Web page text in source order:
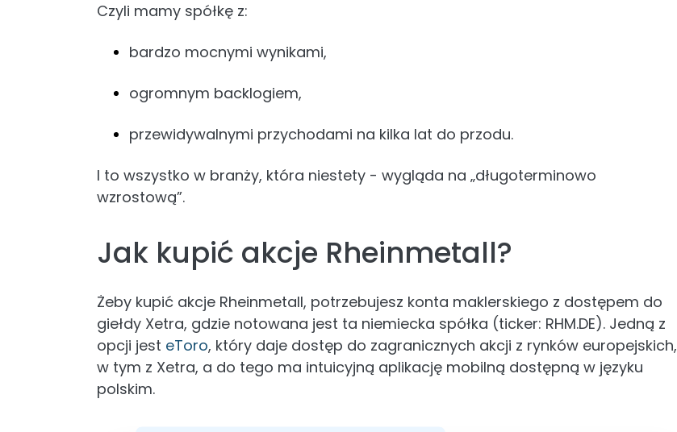
Czyli mamy spółkę z:
bardzo mocnymi wynikami,
ogromnym backlogiem,
przewidywalnymi przychodami na kilka lat do przodu.
I to wszystko w branży, która niestety - wygląda na „długoterminowo
wzrostową”.
Jak kupić akcje Rheinmetall?
Żeby kupić akcje Rheinmetall, potrzebujesz konta maklerskiego z dostępem do
giełdy Xetra, gdzie notowana jest ta niemiecka spółka (ticker: RHM.DE). Jedną z
opcji jest eToro, który daje dostęp do zagranicznych akcji z rynków europejskich,
w tym z Xetra, a do tego ma intuicyjną aplikację mobilną dostępną w języku
polskim.